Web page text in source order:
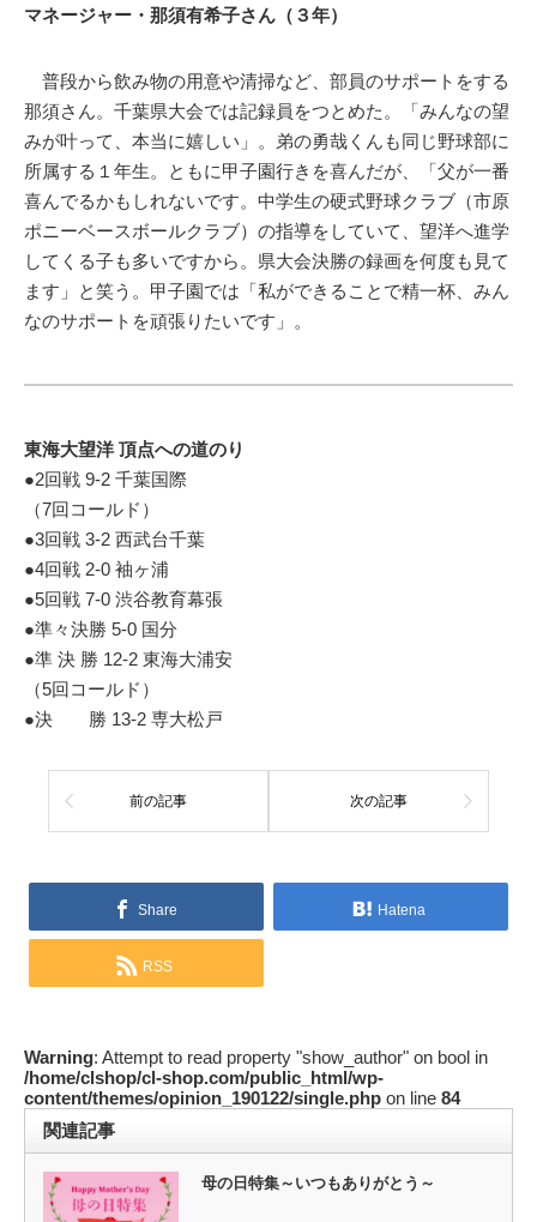
マネージャー・那須有希子さん（３年）
普段から飲み物の用意や清掃など、部員のサポートをする
那須さん。千葉県大会では記録員をつとめた。「みんなの望
みが叶って、本当に嬉しい」。弟の勇哉くんも同じ野球部に
所属する１年生。ともに甲子園行きを喜んだが、「父が一番
喜んでるかもしれないです。中学生の硬式野球クラブ（市原
ポニーベースボールクラブ）の指導をしていて、望洋へ進学
してくる子も多いですから。県大会決勝の録画を何度も見て
ます」と笑う。甲子園では「私ができることで精一杯、みん
なのサポートを頑張りたいです」。
東海大望洋 頂点への道のり
●2回戦 9-2 千葉国際
（7回コールド）
●3回戦 3-2 西武台千葉
●4回戦 2-0 袖ヶ浦
●5回戦 7-0 渋谷教育幕張
●準々決勝 5-0 国分
●準 決 勝 12-2 東海大浦安
（5回コールド）
●決 勝 13-2 専大松戸
前の記事 次の記事
Share Hatena
RSS
Warning: Attempt to read property "show_author" on bool in
/home/clshop/cl-shop.com/public_html/wp-
content/themes/opinion_190122/single.php on line 84
関連記事
母の日特集～いつもありがとう～